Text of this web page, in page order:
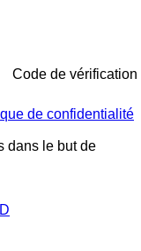
Code de vérification
de confidentialité
dans le but de